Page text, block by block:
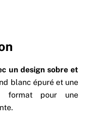
un design sobre et
blanc épuré et une
format pour une